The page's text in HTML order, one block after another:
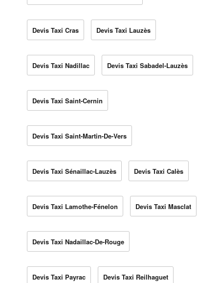
Devis Taxi Cras Devis Taxi Lauzès
Devis Taxi Nadillac Devis Taxi Sabadel-Lauzès
Devis Taxi Saint-Cernin
Devis Taxi Saint-Martin-De-Vers
Devis Taxi Sénaillac-Lauzès Devis Taxi Calès
Devis Taxi Lamothe-Fénelon Devis Taxi Masclat
Devis Taxi Nadaillac-De-Rouge
Devis Taxi Payrac Devis Taxi Reilhaguet